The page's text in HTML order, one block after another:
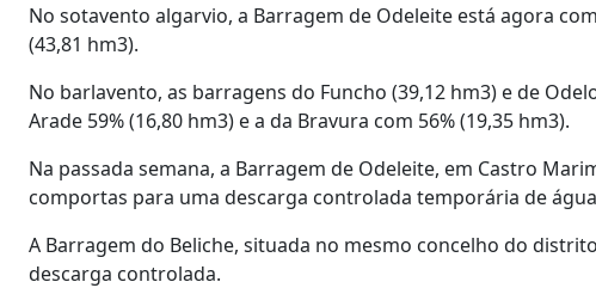
No sotavento algarvio, a Barragem de Odeleite está agora
(43,81 hm3).
No barlavento, as barragens do Funcho (39,12 hm3) e de
Arade 59% (16,80 hm3) e a da Bravura com 56% (19,35 hm3).
Na passada semana, a Barragem de Odeleite, em Castro
comportas para uma descarga controlada temporária de
A Barragem do Beliche, situada no mesmo concelho do
descarga controlada.